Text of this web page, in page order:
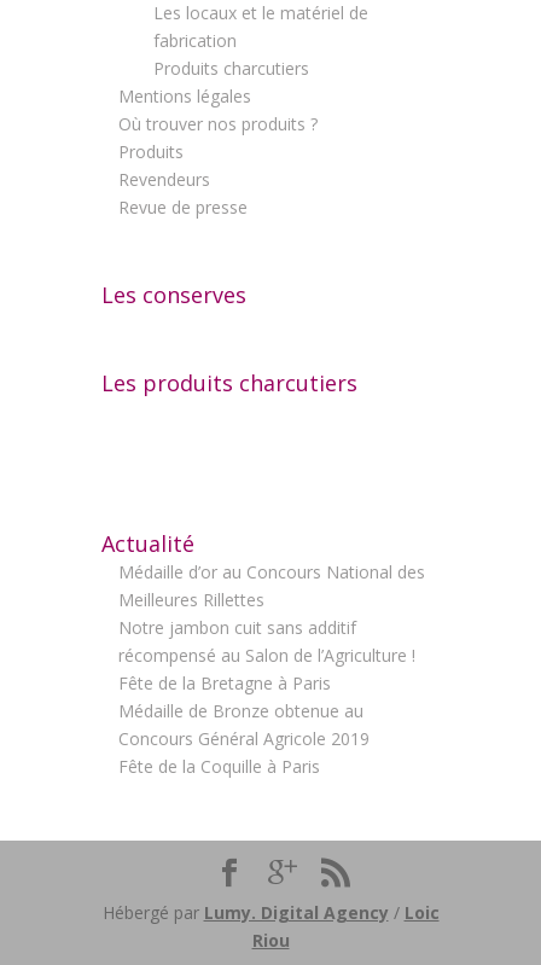
Les locaux et le matériel de
fabrication
Produits charcutiers
Mentions légales
Où trouver nos produits ?
Produits
Revendeurs
Revue de presse
Les conserves
Les produits charcutiers
Actualité
Médaille d’or au Concours National des
Meilleures Rillettes
Notre jambon cuit sans additif
récompensé au Salon de l’Agriculture !
Fête de la Bretagne à Paris
Médaille de Bronze obtenue au
Concours Général Agricole 2019
Fête de la Coquille à Paris
Hébergé par Lumy. Digital Agency / Loic
Riou